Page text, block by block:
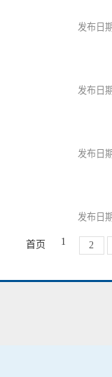
首页 1 2